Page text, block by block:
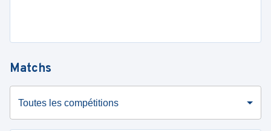
Matchs
Toutes les compétitions